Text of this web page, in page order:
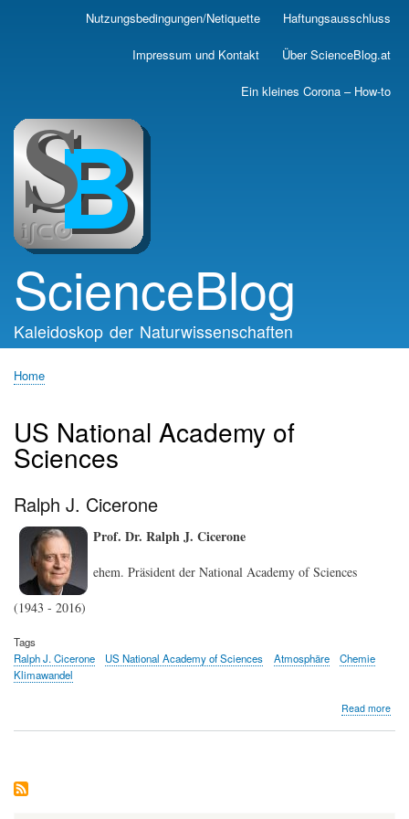
Skip
main
Nutzungsbedingungen/Netiquette Haftungsausschluss
Impressum und Kontakt Über ScienceBlog.at
Ein kleines Corona – How-to
ScienceBlog
Kaleidoskop der Naturwissenschaften
Home
US National Academy of
Sciences
Ralph J. Cicerone
Prof. Dr. Ralph J. Cicerone
ehem. Präsident der National Academy of Sciences
(1943 - 2016)
Tags
Ralph J. Cicerone
US National Academy of Sciences Atmosphäre
Chemie
Klimawandel
Read more